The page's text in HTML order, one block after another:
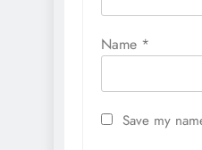
Name *
Save my